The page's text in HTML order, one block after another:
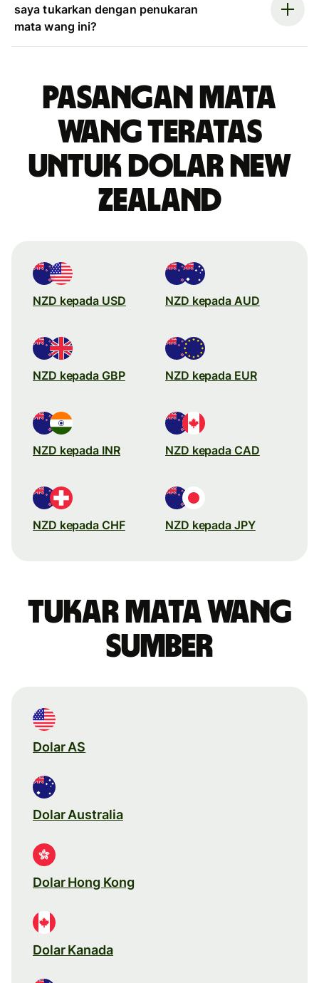
saya tukarkan dengan penukaran
mata wang ini?
Pasangan mata
wang teratas
untuk dolar New
Zealand
NZD kepada USD NZD kepada AUD
NZD kepada GBP NZD kepada EUR
NZD kepada INR NZD kepada CAD
NZD kepada CHF NZD kepada JPY
Tukar mata wang
sumber
Dolar AS
Dolar Australia
Dolar Hong Kong
Dolar Kanada